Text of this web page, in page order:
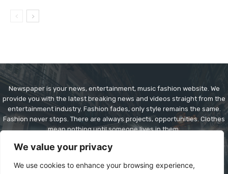
We value your privacy
We use cookies to enhance your browsing experience,
Newspaper is your news, entertainment, music fashion website. We
provide you with the latest breaking news and videos straight from the
entertainment industry. Fashion fades, only style remains the same.
Fashion never stops. There are always projects, opportunities. Clothes
mean nothing until someone lives in them.
Contact us:contact@yoursite.com